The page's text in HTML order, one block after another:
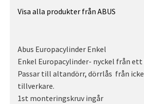
Visa alla produkter från ABUS
Abus Europacylinder Enkel
Enkel Europacylinder- nyckel från ett
Passar till altandörr, dörrlås från
tillverkare.
1st monteringskruv ingår